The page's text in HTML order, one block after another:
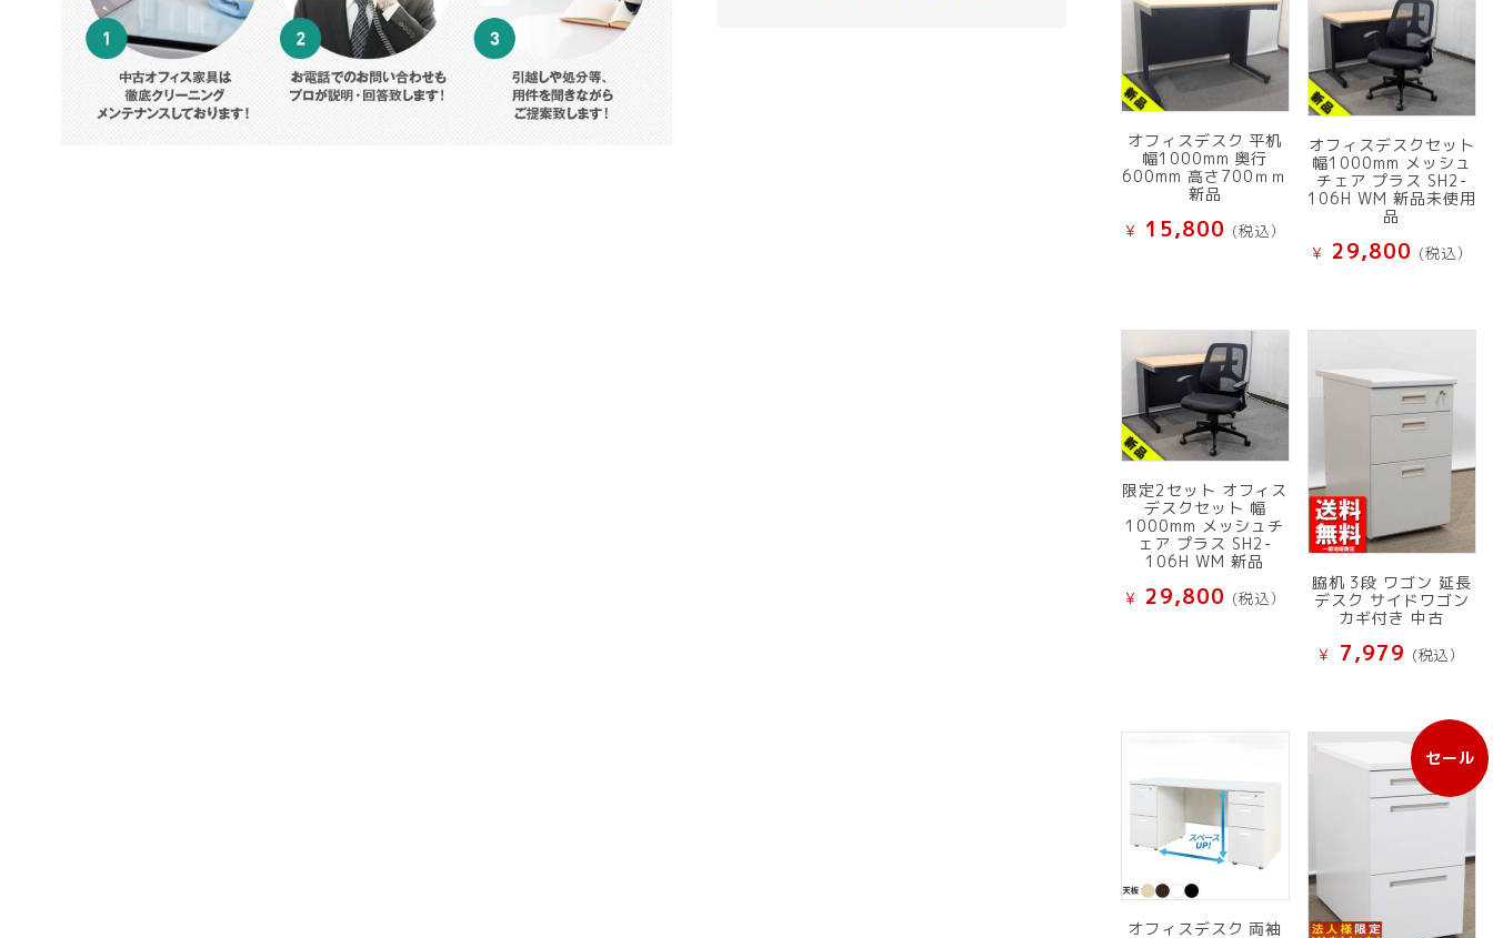
オフィスデスク 平机
幅1000mm 奥行
600mm 高さ700ｍｍ
新品
¥ 15,800 (税込）
オフィスデスクセット
幅1000mm メッシュ
チェア プラス SH2-
106H WM 新品未使用
品
¥ 29,800 (税込）
限定2セット オフィス
デスクセット 幅
1000mm メッシュチ
ェア プラス SH2-
106H WM 新品
¥ 29,800 (税込）
脇机 3段 ワゴン 延長
デスク サイドワゴン
カギ付き 中古
¥ 7,979 (税込）
オフィスデスク 両袖
セール
販
売
中
品